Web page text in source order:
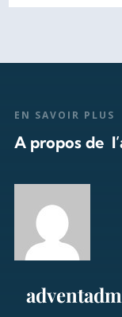
EN SAVOIR PLUS
A propos de